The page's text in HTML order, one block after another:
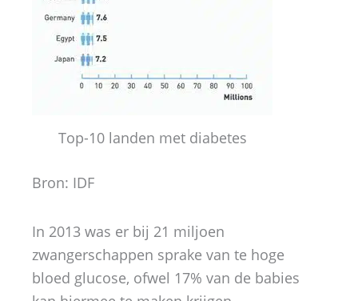
Top-10 landen met diabetes
Bron: IDF
In 2013 was er bij 21 miljoen
zwangerschappen sprake van te hoge
bloed glucose, ofwel 17% van de babies